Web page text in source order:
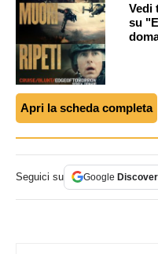
Vedi
su
Apri la scheda completa
Seguici su Google Discover